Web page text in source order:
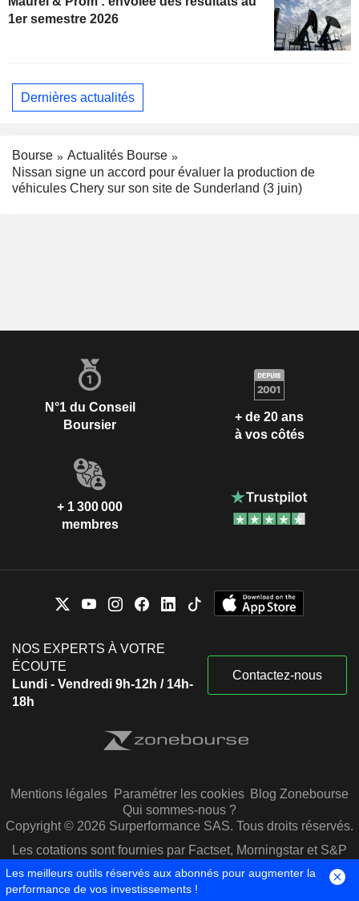
1er semestre 2026
Dernières actualités
Bourse
Actualités Bourse
Nissan signe un accord pour évaluer la production de
véhicules Chery sur son site de Sunderland (3 juin)
N°1 du Conseil
Boursier
+ de 20 ans
à vos côtés
+ 1 300 000
membres
NOS EXPERTS À VOTRE
ÉCOUTE
Lundi - Vendredi 9h-12h / 14h-
18h
Contactez-nous
Mentions légales Paramétrer les cookies Blog Zonebourse
Qui sommes-nous ?
Copyright © 2026 Surperformance SAS. Tous droits réservés.
Les cotations sont fournies par Factset, Morningstar et S&P
Capital IQ
Les meilleurs outils réservés aux abonnés pour augmenter la
performance de vos investissements !